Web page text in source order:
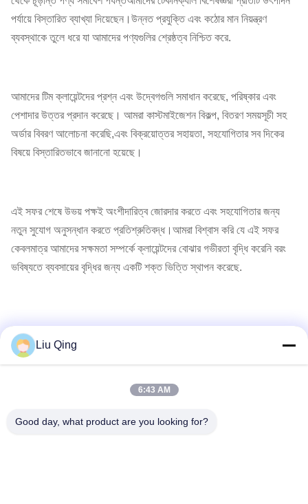
পর্যায়ে বিস্তারিত ব্যাখ্যা দিয়েছেন।উন্নত প্রযুক্তি এবং কঠোর মান নিয়ন্ত্রণ
ব্যবস্থাকে তুলে ধরে যা আমাদের পণ্যগুলির শ্রেষ্ঠত্ব নিশ্চিত করে.
আমাদের টিম ক্লায়েন্টদের প্রশ্ন এবং উদ্বেগগুলি সমাধান করেছে, পরিষ্কার এবং
পেশাদার উত্তর প্রদান করেছে। আমরা কাস্টমাইজেশন বিকল্প, বিতরণ সময়সূচী সহ
অর্ডার বিবরণ আলোচনা করেছি,এবং বিক্রয়োত্তর সহায়তা, সহযোগিতার সব দিকের
বিষয়ে বিস্তারিতভাবে জানানো হয়েছে।
এই সফর শেষে উভয় পক্ষই অংশীদারিত্ব জোরদার করতে এবং সহযোগিতার জন্য
নতুন সুযোগ অনুসন্ধান করতে প্রতিশ্রুতিবদ্ধ।আমরা বিশ্বাস করি যে এই সফর
কেবলমাত্র আমাদের সক্ষমতা সম্পর্কে ক্লায়েন্টদের বোঝার গভীরতা বৃদ্ধি করেনি বরং
ভবিষ্যতে ব্যবসায়ের বৃদ্ধির জন্য একটি শক্ত ভিত্তি স্থাপন করেছে.
Liu Qing
6:43 AM
Good day, what product are you looking for?